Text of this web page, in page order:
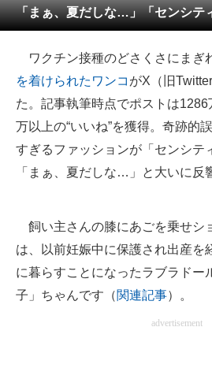
メディア
注目記事を集めた総合ページ
ITの今と未来を見通す
スマホと通信の最新トレンド
進化するPCとデバイスの未来
好きが集まる 比べて選べる
企業ITのトレンドを詳説
経営リーダーのコミュニティ
「まぁ、夏だしな…」「センシテ
ワクチン接種のどさくさにまぎ
を着けられたワンコ がX（旧
た。記事執筆時点でポストは
万以上の“いいね”を獲得。奇跡的
すぎるファッションが「センシテ
「まぁ、夏だしな…」と大いに反
飼い主さんの膝にあごを乗せシ
は、以前妊娠中に保護され出産を
に暮らすことになったラブラドー
子」ちゃんです（関連記事）。
advertisement